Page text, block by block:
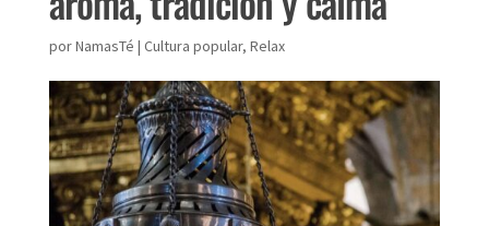
porNamasTé | Cultura popular, Relax